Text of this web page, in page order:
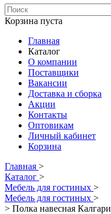
Корзина пуста
Главная
Каталог
О компании
Поставщики
Вакансии
Доставка и сборка
Акции
Контакты
Оптовикам
Личный кабинет
Корзина
Главная >
Каталог >
Мебель для гостиных >
Мебель для гостиных >
> Полка навесная Калгари